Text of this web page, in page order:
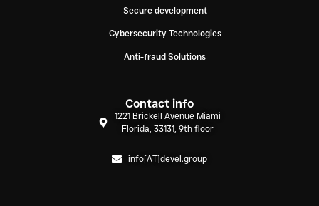
Secure development
Cybersecurity Technologies
Anti-fraud Solutions
Contact info
1221 Brickell Avenue Miami
Florida, 33131, 9th floor
info[AT]devel.group